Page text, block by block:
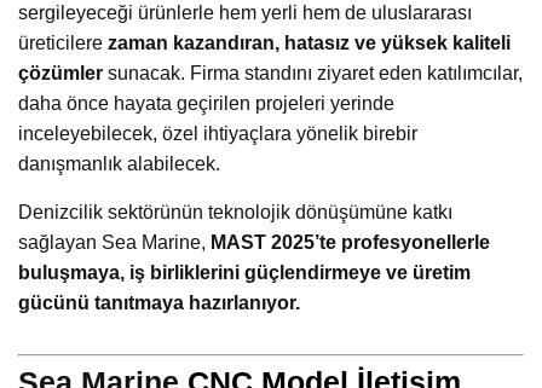
sergileyeceği ürünlerle hem yerli hem de uluslararası
üreticilere zaman kazandıran, hatasız ve yüksek kaliteli
çözümler sunacak. Firma standını ziyaret eden katılımcılar,
daha önce hayata geçirilen projeleri yerinde
inceleyebilecek, özel ihtiyaçlara yönelik birebir
danışmanlık alabilecek.
Denizcilik sektörünün teknolojik dönüşümüne katkı
sağlayan Sea Marine, MAST 2025’te profesyonellerle
buluşmaya, iş birliklerini güçlendirmeye ve üretim
gücünü tanıtmaya hazırlanıyor.